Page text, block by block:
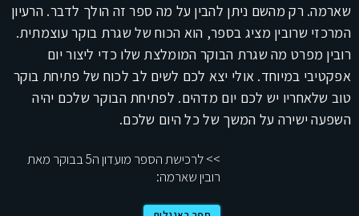
שארמה. רק מהשם ניתן להבין על מה ספר זה הולך לדבר. הרעיון
המרכזי שרובין מציג בספר, הוא הכוח של שגרת בוקר עוצמתית.
רובין מפרט מה שגרת הבוקר המומלצת שלו כדי ליצור יום
אפקטיבי במיוחד. אולי יצא לכם לשים לב לכוח של פתיחת בוקר
טוב שלאחריו יש לכם יום מדהים. לפתיחת הבוקר שלכם יהיה
השפעה ישירה על המשך של כל היום שלכם.
>> לרכישת הספר מועדון ה5 בבוקר מאת
רובין שארמה: